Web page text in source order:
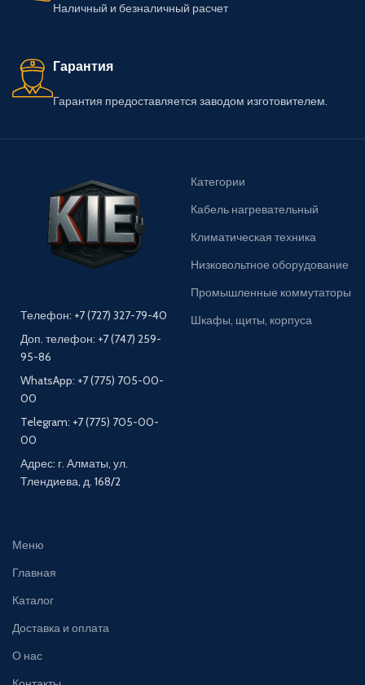
Наличный и безналичный расчет
Гарантия
Гарантия предоставляется заводом изготовителем.
Телефон: +7 (727) 327-79-40
Доп. телефон: +7 (747) 259-
95-86
WhatsApp: +7 (775) 705-00-
00
Telegram: +7 (775) 705-00-
00
Адрес: г. Алматы, ул.
Тлендиева, д. 168/2
Категории
Кабель нагревательный
Климатическая техника
Низковольтное оборудование
Промышленные коммутаторы
Шкафы, щиты, корпуса
Меню
Главная
Каталог
Доставка и оплата
О нас